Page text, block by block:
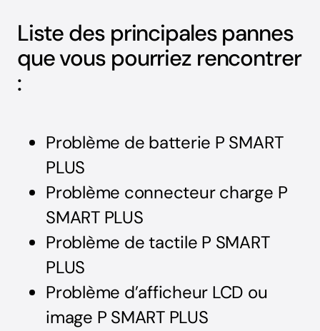
Liste des principales pannes
que vous pourriez rencontrer
:
Problème de batterie P SMART
PLUS
Problème connecteur charge P
SMART PLUS
Problème de tactile P SMART
PLUS
Problème d’afficheur LCD ou
image P SMART PLUS